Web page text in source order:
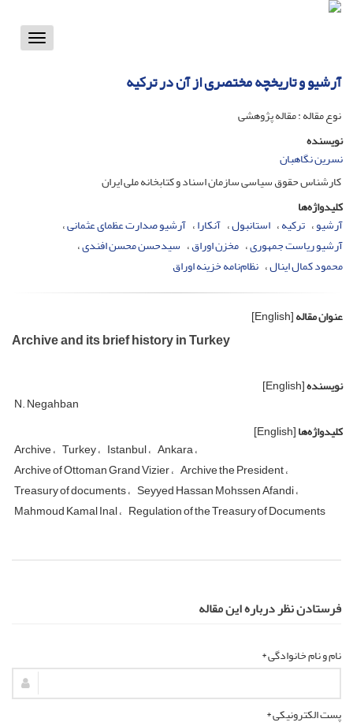
Toggle
آرشیو و تاریخچه مختصری از آن در ترکیه
نوع مقاله : مقاله پژوهشی
نویسنده
نسرین نگاهبان
کارشناس حقوق سیاسی سازمان اسناد و کتابخانه ملی ایران
کلیدواژه‌ها
آرشیو ترکیه استانبول آنکارا آرشیو صدارت عظمای عثمانی
آرشیو ریاست جمهوری مخزن اوراق سیدحسن محسن افندی
محمود کمال اینال نظام‌نامه خزینه اوراق
عنوان مقاله[English]
Archive and its brief history in Turkey
نویسنده[English]
N. Negahban
کلیدواژه‌ها[English]
Archive Turkey Istanbul Ankara
Archive of Ottoman Grand Vizier Archive the President
Treasury of documents Seyyed Hassan Mohssen Afandi
Mahmoud Kamal Inal Regulation of the Treasury of Documents
فرستادن نظر درباره این مقاله
نام و نام خانوادگی *
پست الکترونیکی *